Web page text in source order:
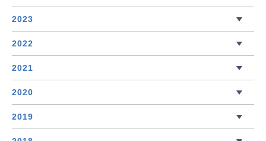
2023
2022
2021
2020
2019